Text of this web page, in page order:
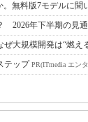
無料版7モデルに聞
2026年下半期の見
大規模開発は“燃え
テップPR(ITmedia エン